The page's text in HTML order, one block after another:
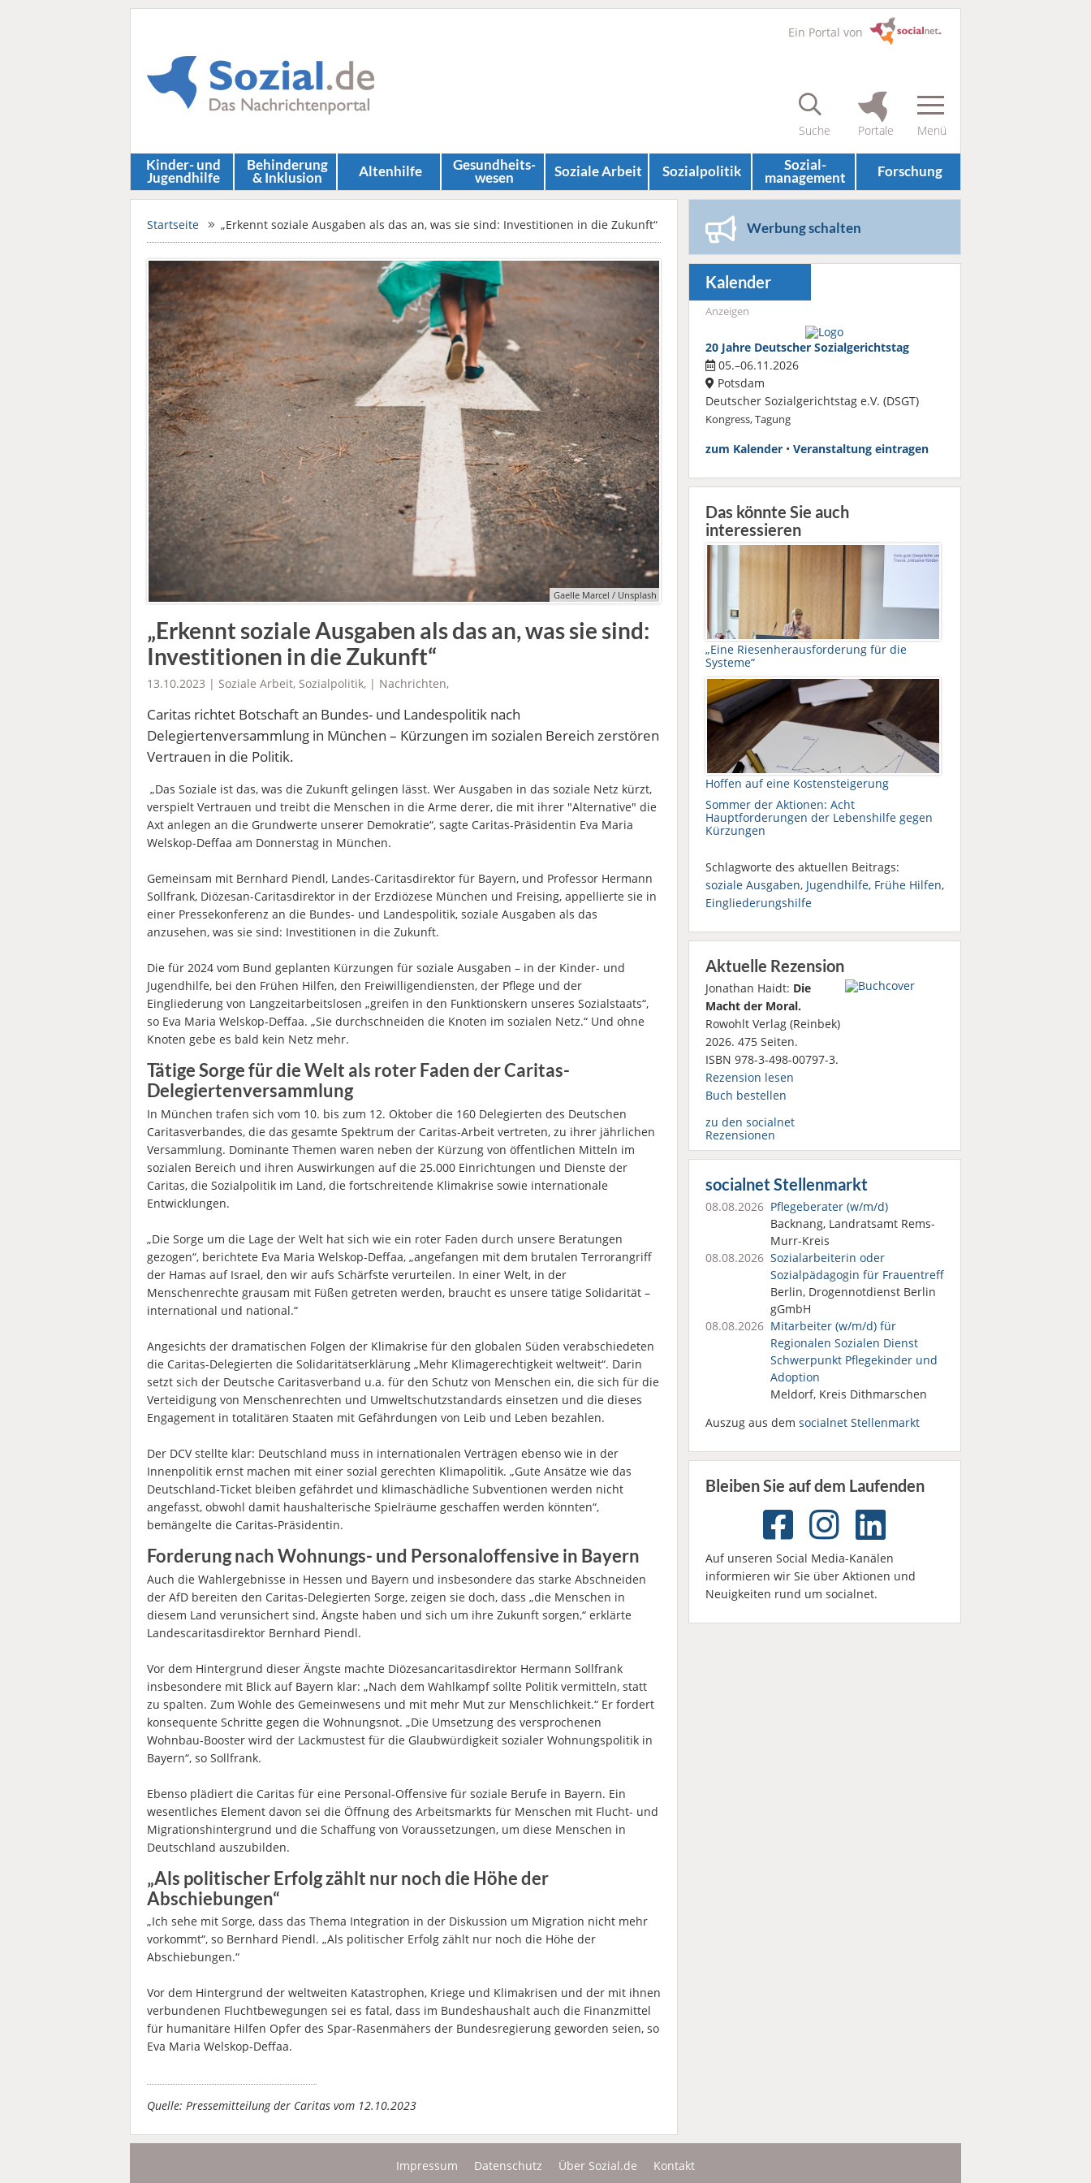
Ein Portal von
Kinder- und
Jugendhilfe
Behinderung
& Inklusion Altenhilfe Gesundheits­
wesen Soziale Arbeit Sozial­politik Sozial­
management Forschung
Startseite „Erkennt soziale Ausgaben als das an, was sie sind: Investitionen in die Zukunft“
Gaelle Marcel / Unsplash
„Erkennt soziale Ausgaben als das an, was sie sind:
Investitionen in die Zukunft“
13.10.2023 | Soziale Arbeit, Sozialpolitik, | Nachrichten,
Caritas richtet Botschaft an Bundes- und Landespolitik nach
Delegiertenversammlung in München – Kürzungen im sozialen Bereich zerstören
Vertrauen in die Politik.
„Das Soziale ist das, was die Zukunft gelingen lässt. Wer Ausgaben in das soziale Netz kürzt,
verspielt Vertrauen und treibt die Menschen in die Arme derer, die mit ihrer "Alternative" die
Axt anlegen an die Grundwerte unserer Demokratie“, sagte Caritas-Präsidentin Eva Maria
Welskop-Deffaa am Donnerstag in München.
Gemeinsam mit Bernhard Piendl, Landes-Caritasdirektor für Bayern, und Professor Hermann
Sollfrank, Diözesan-Caritasdirektor in der Erzdiözese München und Freising, appellierte sie in
einer Pressekonferenz an die Bundes- und Landespolitik, soziale Ausgaben als das
anzusehen, was sie sind: Investitionen in die Zukunft.
Die für 2024 vom Bund geplanten Kürzungen für soziale Ausgaben – in der Kinder- und
Jugendhilfe, bei den Frühen Hilfen, den Freiwilligendiensten, der Pflege und der
Eingliederung von Langzeitarbeitslosen „greifen in den Funktionskern unseres Sozialstaats“,
so Eva Maria Welskop-Deffaa. „Sie durchschneiden die Knoten im sozialen Netz.“ Und ohne
Knoten gebe es bald kein Netz mehr.
Tätige Sorge für die Welt als roter Faden der Caritas-
Delegiertenversammlung
In München trafen sich vom 10. bis zum 12. Oktober die 160 Delegierten des Deutschen
Caritasverbandes, die das gesamte Spektrum der Caritas-Arbeit vertreten, zu ihrer jährlichen
Versammlung. Dominante Themen waren neben der Kürzung von öffentlichen Mitteln im
sozialen Bereich und ihren Auswirkungen auf die 25.000 Einrichtungen und Dienste der
Caritas, die Sozialpolitik im Land, die fortschreitende Klimakrise sowie internationale
Entwicklungen.
„Die Sorge um die Lage der Welt hat sich wie ein roter Faden durch unsere Beratungen
gezogen“, berichtete Eva Maria Welskop-Deffaa, „angefangen mit dem brutalen Terrorangriff
der Hamas auf Israel, den wir aufs Schärfste verurteilen. In einer Welt, in der
Menschenrechte grausam mit Füßen getreten werden, braucht es unsere tätige Solidarität –
international und national.“
Angesichts der dramatischen Folgen der Klimakrise für den globalen Süden verabschiedeten
die Caritas-Delegierten die Solidaritätserklärung „Mehr Klimagerechtigkeit weltweit“. Darin
setzt sich der Deutsche Caritasverband u.a. für den Schutz von Menschen ein, die sich für die
Verteidigung von Menschenrechten und Umweltschutzstandards einsetzen und die dieses
Engagement in totalitären Staaten mit Gefährdungen von Leib und Leben bezahlen.
Der DCV stellte klar: Deutschland muss in internationalen Verträgen ebenso wie in der
Innenpolitik ernst machen mit einer sozial gerechten Klimapolitik. „Gute Ansätze wie das
Deutschland-Ticket bleiben gefährdet und klimaschädliche Subventionen werden nicht
angefasst, obwohl damit haushalterische Spielräume geschaffen werden könnten“,
bemängelte die Caritas-Präsidentin.
Forderung nach Wohnungs- und Personaloffensive in Bayern
Auch die Wahlergebnisse in Hessen und Bayern und insbesondere das starke Abschneiden
der AfD bereiten den Caritas-Delegierten Sorge, zeigen sie doch, dass „die Menschen in
diesem Land verunsichert sind, Ängste haben und sich um ihre Zukunft sorgen,“ erklärte
Landescaritasdirektor Bernhard Piendl.
Vor dem Hintergrund dieser Ängste machte Diözesancaritasdirektor Hermann Sollfrank
insbesondere mit Blick auf Bayern klar: „Nach dem Wahlkampf sollte Politik vermitteln, statt
zu spalten. Zum Wohle des Gemeinwesens und mit mehr Mut zur Menschlichkeit.“ Er fordert
konsequente Schritte gegen die Wohnungsnot. „Die Umsetzung des versprochenen
Wohnbau-Booster wird der Lackmustest für die Glaubwürdigkeit sozialer Wohnungspolitik in
Bayern“, so Sollfrank.
Ebenso plädiert die Caritas für eine Personal-Offensive für soziale Berufe in Bayern. Ein
wesentliches Element davon sei die Öffnung des Arbeitsmarkts für Menschen mit Flucht- und
Migrationshintergrund und die Schaffung von Voraussetzungen, um diese Menschen in
Deutschland auszubilden.
„Als politischer Erfolg zählt nur noch die Höhe der
Abschiebungen“
„Ich sehe mit Sorge, dass das Thema Integration in der Diskussion um Migration nicht mehr
vorkommt“, so Bernhard Piendl. „Als politischer Erfolg zählt nur noch die Höhe der
Abschiebungen.“
Vor dem Hintergrund der weltweiten Katastrophen, Kriege und Klimakrisen und der mit ihnen
verbundenen Fluchtbewegungen sei es fatal, dass im Bundeshaushalt auch die Finanzmittel
für humanitäre Hilfen Opfer des Spar-Rasenmähers der Bundesregierung geworden seien, so
Eva Maria Welskop-Deffaa.
Quelle: Pressemitteilung der Caritas vom 12.10.2023
Werbung schalten
Kalender
Anzeigen
20 Jahre Deutscher Sozialgerichtstag
05.–06.11.2026
Potsdam
Deutscher Sozialgerichtstag e.V. (DSGT)
Kongress, Tagung
zum Kalender• Veranstaltung eintragen
Das könnte Sie auch
interessieren
„Eine Riesenherausforderung für die
Systeme“
Hoffen auf eine Kostensteigerung
Sommer der Aktionen: Acht
Hauptforderungen der Lebenshilfe gegen
Kürzungen
Schlagworte des aktuellen Beitrags:
soziale Ausgaben, Jugendhilfe, Frühe Hilfen,
Eingliederungshilfe
Aktuelle Rezension
Jonathan Haidt: Die
Macht der Moral.
Rowohlt Verlag (Reinbek)
2026. 475 Seiten.
ISBN 978-3-498-00797-3.
Rezension lesen
Buch bestellen
zu den socialnet
Rezensionen
socialnet Stellenmarkt
08.08.2026 Pflegeberater (w/m/d)
Backnang, Landratsamt Rems-
Murr-Kreis
08.08.2026 Sozialarbeiterin oder
Sozialpädagogin für Frauentreff
Berlin, Drogennotdienst Berlin
gGmbH
08.08.2026 Mitarbeiter (w/m/d) für
Regionalen Sozialen Dienst
Schwerpunkt Pflegekinder und
Adoption
Meldorf, Kreis Dithmarschen
Auszug aus dem socialnet Stellenmarkt
Bleiben Sie auf dem Laufenden
Auf unseren Social Media-Kanälen
informieren wir Sie über Aktionen und
Neuigkeiten rund um socialnet.
Impressum Datenschutz Über Sozial.de Kontakt